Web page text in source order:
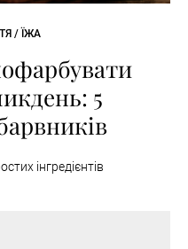
/ ЇЖА
5
інгредієнтів